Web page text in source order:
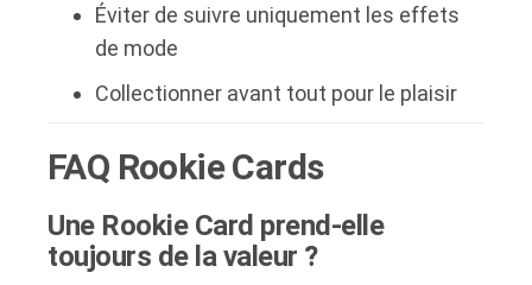
Éviter de suivre uniquement les effets
de mode
Collectionner avant tout pour le plaisir
FAQ Rookie Cards
Une Rookie Card prend-elle
toujours de la valeur ?